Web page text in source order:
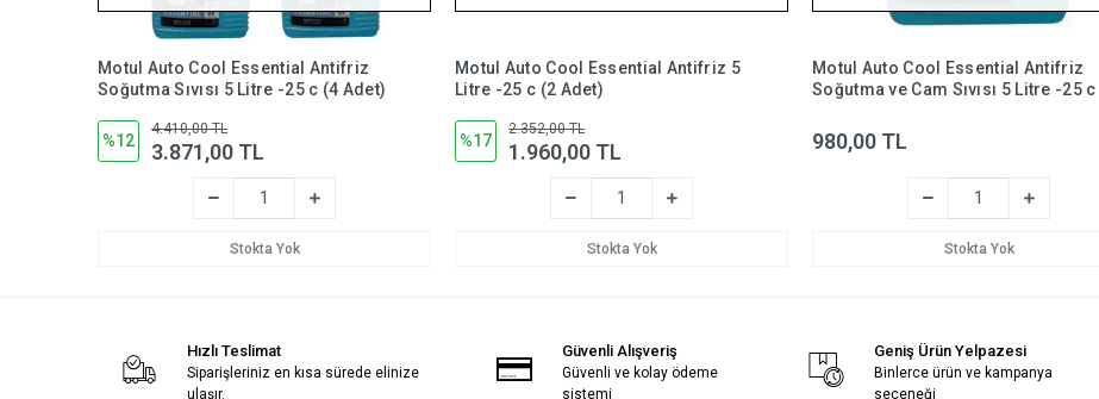
Motul Auto Cool Essential Antifriz
Soğutma Sıvısı 5 Litre -25 c (4 Adet)
%12
4.410,00 TL
3.871,00 TL
Stokta Yok
Motul Auto Cool Essential Antifriz 5
Litre -25 c (2 Adet)
%17
2.352,00 TL
1.960,00 TL
Stokta Yok
Motul Auto Cool Essential Antifriz
Soğutma ve Cam Sıvısı 5 Litre -25 c
980,00 TL
Stokta Yok
Hızlı Teslimat
Siparişleriniz en kısa sürede elinize
ulaşır.
Güvenli Alışveriş
Güvenli ve kolay ödeme
sistemi
Geniş Ürün Yelpazesi
Binlerce ürün ve kampanya
seçeneği